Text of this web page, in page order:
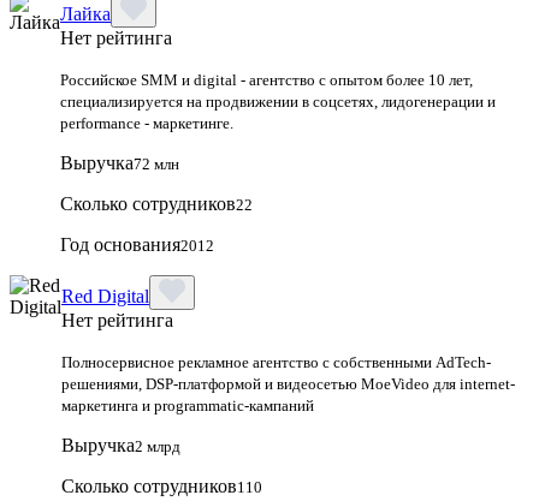
Лайка
Нет рейтинга
Российское SMM и digital - агентство с опытом более 10 лет,
специализируется на продвижении в соцсетях, лидогенерации и
performance - маркетинге.
Выручка72 млн
Сколько сотрудников22
Год основания2012
Red Digital
Нет рейтинга
Полносервисное рекламное агентство с собственными AdTech-
решениями, DSP-платформой и видеосетью MoeVideo для internet-
маркетинга и programmatic-кампаний
Выручка2 млрд
Сколько сотрудников110